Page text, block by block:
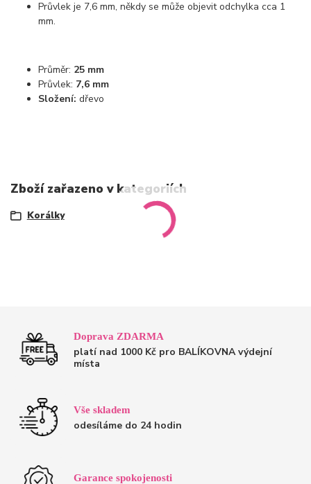
Průvlek je 7,6 mm, někdy se může objevit odchylka cca 1
mm.
Průměr: 25 mm
Průvlek: 7,6 mm
Složení: dřevo
Zboží zařazeno v kategoriích
Korálky
Doprava ZDARMA
platí nad 1000 Kč pro BALÍKOVNA výdejní
místa
Vše skladem
odesíláme do 24 hodin
Garance spokojenosti